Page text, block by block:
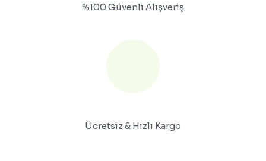
%100 Güvenli Alışveriş
Ücretsiz & Hızlı Kargo